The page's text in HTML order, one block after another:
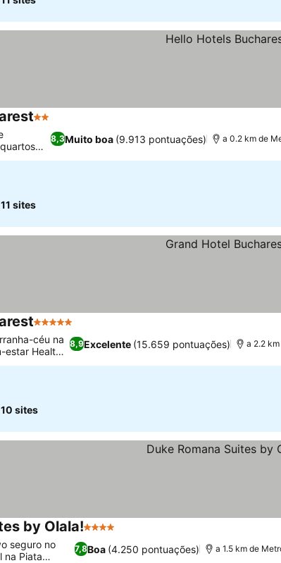
2 Estrelas
8,3Muito boa (9.913 pontuações) a 0.2 km de
11 sites
5 Estrelas
8,9Excelente (15.659 pontuações)
céu na
estar Health
a 2.2
10 sites
by Olala!4 Estrelas
7,8Boa (4.250 pontuações)
seguro no
na Piata
a 1.5 km de